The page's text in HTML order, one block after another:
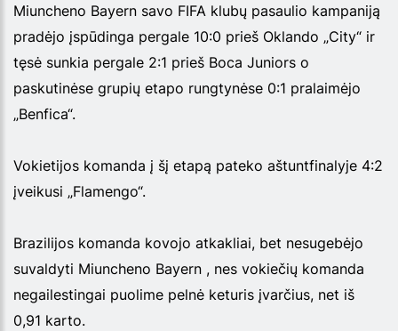
Miuncheno Bayern savo FIFA klubų pasaulio kampaniją
pradėjo įspūdinga pergale 10:0 prieš Oklando „City“ ir
tęsė sunkia pergale 2:1 prieš Boca Juniors o
paskutinėse grupių etapo rungtynėse 0:1 pralaimėjo
„Benfica“.
Vokietijos komanda į šį etapą pateko aštuntfinalyje 4:2
įveikusi „Flamengo“.
Brazilijos komanda kovojo atkakliai, bet nesugebėjo
suvaldyti Miuncheno Bayern , nes vokiečių komanda
negailestingai puolime pelnė keturis įvarčius, net iš
0,91 karto.